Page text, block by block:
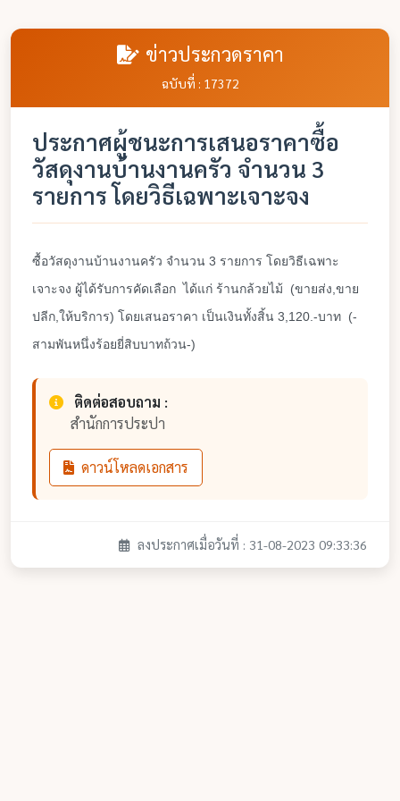
ข่าวประกวดราคา
ฉบับที่ : 17372
ประกาศผู้ชนะการเสนอราคาซื้อ
วัสดุงานบ้านงานครัว จำนวน 3
รายการ โดยวิธีเฉพาะเจาะจง
ซื้อวัสดุงานบ้านงานครัว จำนวน 3 รายการ โดยวิธีเฉพาะ
เจาะจง ผู้ได้รับการคัดเลือก ได้แก่ ร้านกล้วยไม้ (ขายส่ง,ขาย
ปลีก,ให้บริการ) โดยเสนอราคา เป็นเงินทั้งสิ้น 3,120.-บาท (-
สามพันหนึ่งร้อยยี่สิบบาทถ้วน-)
ติดต่อสอบถาม :
สำนักการประปา
ดาวน์โหลดเอกสาร
ลงประกาศเมื่อวันที่ : 31-08-2023 09:33:36